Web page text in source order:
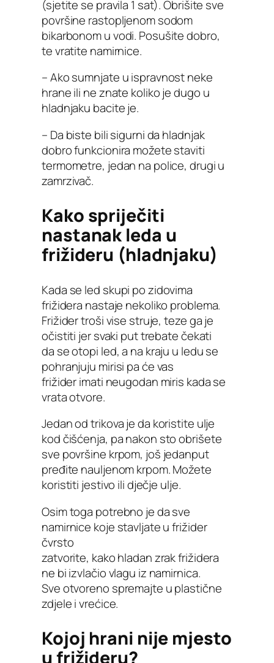
(sjetite se pravila 1 sat). Obrišite sve
površine rastopljenom sodom
bikarbonom u vodi. Posušite dobro,
te vratite namirnice.
– Ako sumnjate u ispravnost neke
hrane ili ne znate koliko je dugo u
hladnjaku bacite je.
– Da biste bili sigurni da hladnjak
dobro funkcionira možete staviti
termometre, jedan na police, drugi u
zamrzivač.
Kako spriječiti
nastanak leda u
frižideru (hladnjaku)
Kada se led skupi po zidovima
frižidera nastaje nekoliko problema.
Frižider troši vise struje, teze ga je
očistiti jer svaki put trebate čekati
da se otopi led, a na kraju u ledu se
pohranjuju mirisi pa će vas
frižider imati neugodan miris kada se
vrata otvore.
Jedan od trikova je da koristite ulje
kod čišćenja, pa nakon sto obrišete
sve površine krpom, još jedanput
pređite nauljenom krpom. Možete
koristiti jestivo ili dječje ulje.
Osim toga potrebno je da sve
namirnice koje stavljate u frižider
čvrsto
zatvorite, kako hladan zrak frižidera
ne bi izvlačio vlagu iz namirnica.
Sve otvoreno spremajte u plastične
zdjele i vrećice.
Kojoj hrani nije mjesto
u frižideru?